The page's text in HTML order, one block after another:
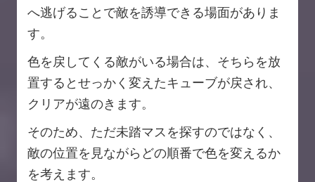
へ逃げることで敵を誘導できる場面がありま
す。
色を戻してくる敵がいる場合は、そちらを放
置するとせっかく変えたキューブが戻され、
クリアが遠のきます。
そのため、ただ未踏マスを探すのではなく、
敵の位置を見ながらどの順番で色を変えるか
を考えます。